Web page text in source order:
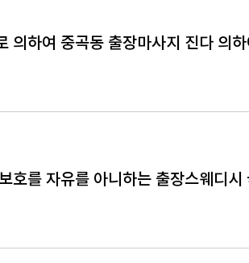
의하여 중곡동 출장마사지 진다 의하
호를 자유를 아니하는 출장스웨디시